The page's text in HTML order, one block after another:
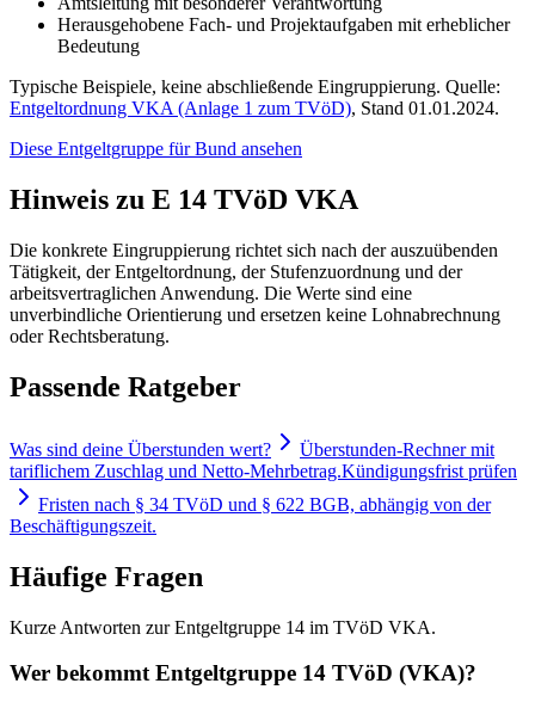
Herausgehobene Fach- und Projektaufgaben mit erheblicher
Bedeutung
Typische Beispiele, keine abschließende Eingruppierung. Quelle:
Entgeltordnung VKA (Anlage 1 zum TVöD), Stand 01.01.2024.
Diese Entgeltgruppe fürBund ansehen
Hinweis zu E 14 TVöD VKA
Die konkrete Eingruppierung richtet sich nach der auszuübenden
Tätigkeit, der Entgeltordnung, der Stufenzuordnung und der
arbeitsvertraglichen Anwendung. Die Werte sind eine
unverbindliche Orientierung und ersetzen keine Lohnabrechnung
oder Rechtsberatung.
Passende Ratgeber
Was sind deine Überstunden wert?
Überstunden-Rechner mit
tariflichem Zuschlag und Netto-Mehrbetrag.Kündigungsfrist prüfen
Fristen nach § 34 TVöD und § 622 BGB, abhängig von der
Beschäftigungszeit.
Häufige Fragen
Kurze Antworten zur Entgeltgruppe 14 im TVöD VKA.
Wer bekommt Entgeltgruppe 14 TVöD (VKA)?